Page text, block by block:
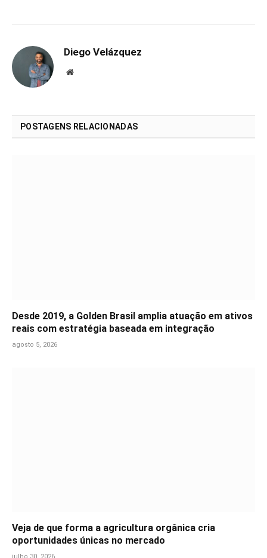
Diego Velázquez
Website
POSTAGENS RELACIONADAS
Desde 2019, a Golden Brasil amplia atuação em ativos
reais com estratégia baseada em integração
agosto 5, 2026
Veja de que forma a agricultura orgânica cria
oportunidades únicas no mercado